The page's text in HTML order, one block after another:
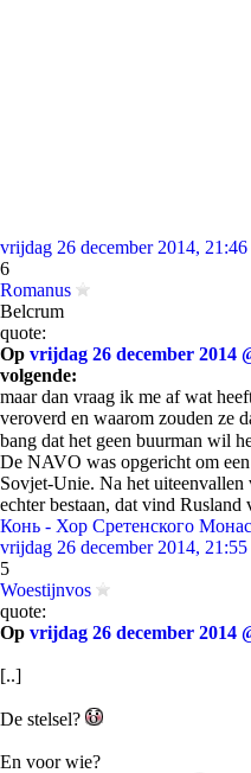
vrijdag 26 december 2014,
6
Romanus
Belcrum
quote:
Op vrijdag 26 december 2014
volgende:
maar dan vraag ik me af wat
veroverd en waarom zouden ze
bang dat het geen buurman wil
De NAVO was opgericht om
Sovjet-Unie. Na het
echter bestaan, dat vind
Конь - Хор Сретенского
vrijdag 26 december 2014,
5
Woestijnvos
quote:
Op vrijdag 26 december 2014
[..]
De stelsel?
En voor wie?